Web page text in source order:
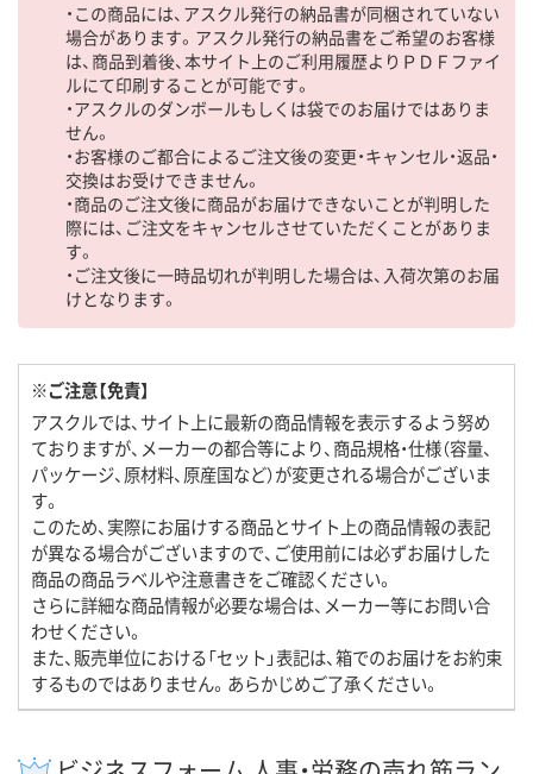
・この商品には、アスクル発行の納品書が同梱されていない
場合があります。アスクル発行の納品書をご希望のお客様
は、商品到着後、本サイト上のご利用履歴よりＰＤＦファイ
ルにて印刷することが可能です。
・アスクルのダンボールもしくは袋でのお届けではありま
せん。
・お客様のご都合によるご注文後の変更・キャンセル・返品・
交換はお受けできません。
・商品のご注文後に商品がお届けできないことが判明した
際には、ご注文をキャンセルさせていただくことがありま
す。
・ご注文後に一時品切れが判明した場合は、入荷次第のお届
けとなります。
※ご注意【免責】
アスクルでは、サイト上に最新の商品情報を表示するよう努め
ておりますが、メーカーの都合等により、商品規格・仕様（容量、
パッケージ、原材料、原産国など）が変更される場合がございま
す。
このため、実際にお届けする商品とサイト上の商品情報の表記
が異なる場合がございますので、ご使用前には必ずお届けした
商品の商品ラベルや注意書きをご確認ください。
さらに詳細な商品情報が必要な場合は、メーカー等にお問い合
わせください。
また、販売単位における「セット」表記は、箱でのお届けをお約束
するものではありません。あらかじめご了承ください。